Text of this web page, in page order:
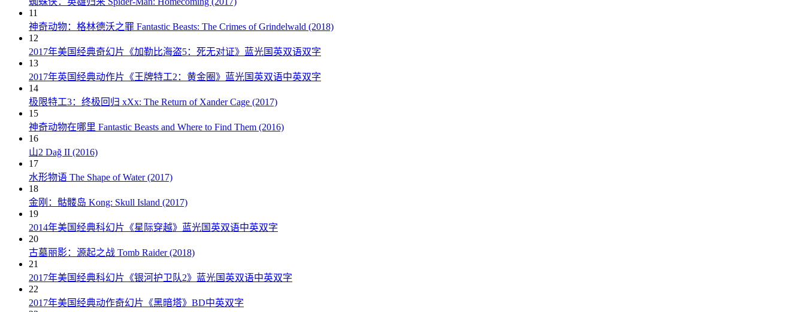
11
神奇动物：格林德沃之罪 Fantastic Beasts: The Crimes of Grindelwald (2018)
12
2017年美国经典奇幻片《加勒比海盗5：死无对证》蓝光国英双语双字
13
2017年英国经典动作片《王牌特工2：黄金圈》蓝光国英双语中英双字
14
极限特工3：终极回归 xXx: The Return of Xander Cage (2017)
15
神奇动物在哪里 Fantastic Beasts and Where to Find Them (2016)
16
山2 Dağ II (2016)
17
水形物语 The Shape of Water (2017)
18
金刚：骷髅岛 Kong: Skull Island (2017)
19
2014年美国经典科幻片《星际穿越》蓝光国英双语中英双字
20
古墓丽影：源起之战 Tomb Raider (2018)
21
2017年美国经典科幻片《银河护卫队2》蓝光国英双语中英双字
22
2017年美国经典动作奇幻片《黑暗塔》BD中英双字